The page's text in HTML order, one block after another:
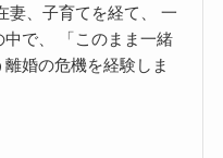
妻、子育てを経て、 一
で、 「このまま一緒
婚の危機を経験しま